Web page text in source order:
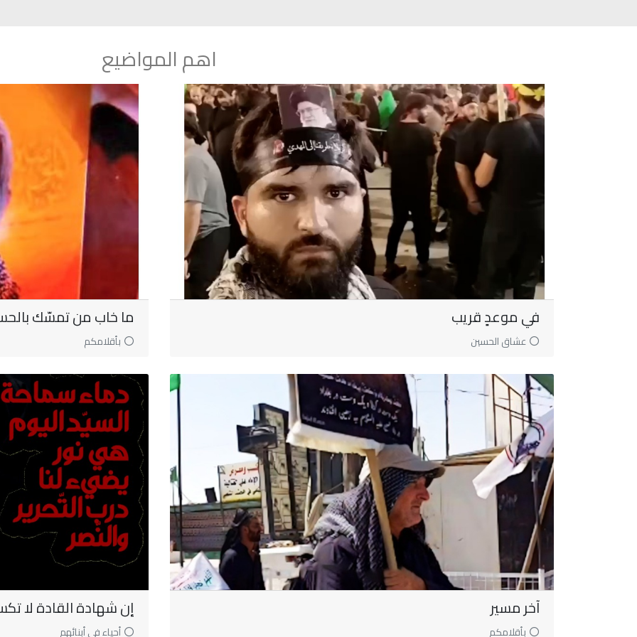
اهم المواضيع
في موعدٍ قريب
عشاق الحسين
ما خاب من تمسّك
بأقلامكم
آخر مسير
بأقلامكم
إن شهادة القادة لا
أحياء في أبنائهم